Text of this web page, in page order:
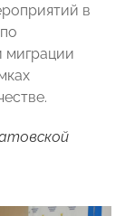
в
миграции